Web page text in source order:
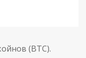
(BTC).